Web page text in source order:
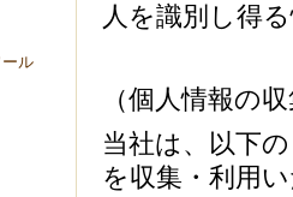
ル
人を識別し得
（個人情報の
当社は、以下
を収集・利用